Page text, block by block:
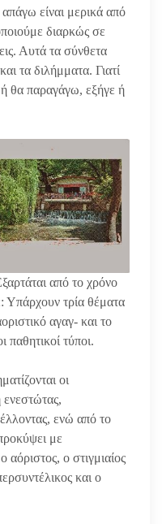
είναι μερικά από
διαρκώς σε
Αυτά τα σύνθετα
τα διλήμματα. Γιατί
θα παραγάγω, εξήγε ή
από το χρόνο
Υπάρχουν τρία θέματα
αγαγ- και το
παθητικοί τύποι.
οι
ενεστώτας,
ενώ από το
με
αόριστος, ο στιγμιαίος
και ο